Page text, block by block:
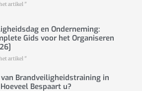
artikel "
en Onderneming:
Gids voor het Organiseren
artikel "
van Brandveiligheidstraining in
Hoeveel Bespaart u?